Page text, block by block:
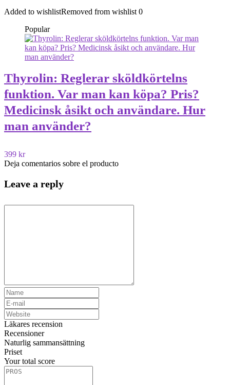
Added to wishlistRemoved from wishlist 0
Popular
Thyrolin: Reglerar sköldkörtelns
funktion. Var man kan köpa? Pris?
Medicinsk åsikt och användare. Hur
man använder?
399 kr
Deja comentarios sobre el producto
Leave a reply
Läkares recension
Recensioner
Naturlig sammansättning
Priset
Your total score